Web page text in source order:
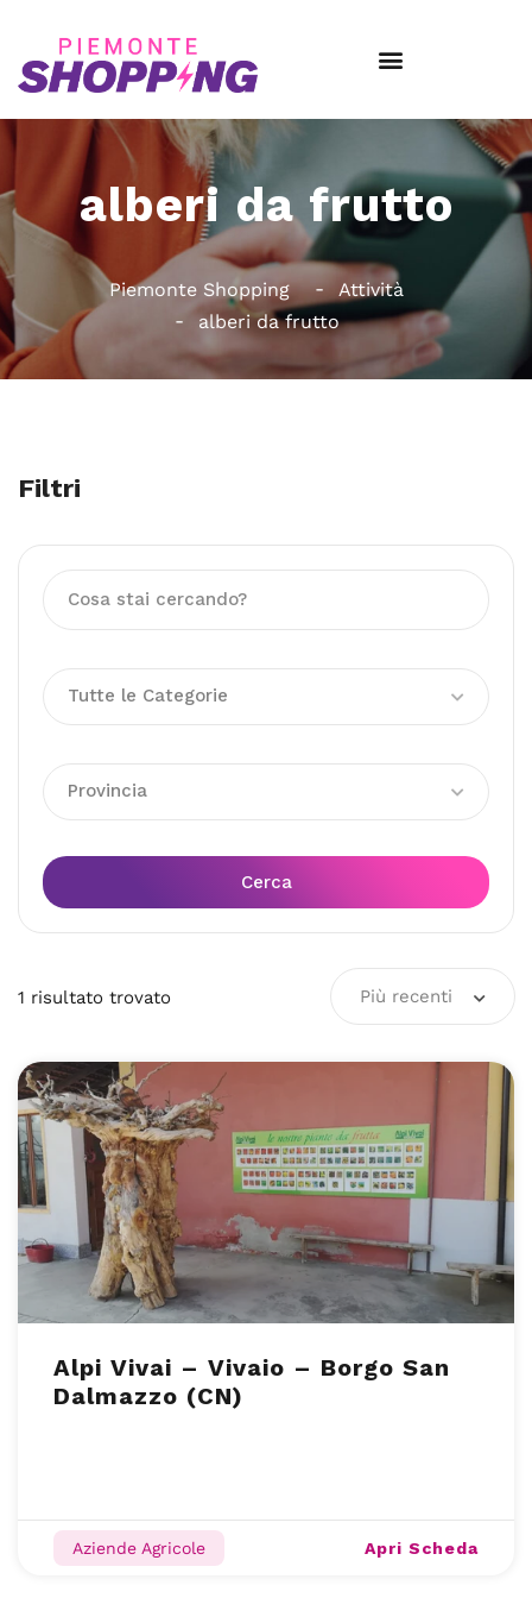
alberi da frutto
Piemonte Shopping
Attività
alberi da frutto
Filtri
Tutte le Categorie
Provincia
Cerca
1 risultato trovato Più recenti
Alpi Vivai – Vivaio – Borgo San
Dalmazzo (CN)
Aziende Agricole Apri Scheda